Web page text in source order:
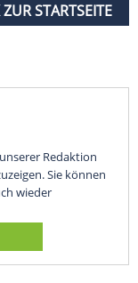
STARTSEITE
Redaktion
Sie können
wieder